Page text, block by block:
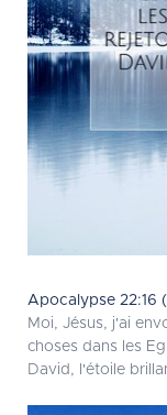
Apocalypse 22:16
Moi, Jésus, j'ai
choses dans les
David, l'étoile